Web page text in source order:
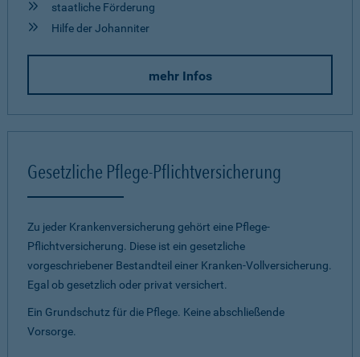
staatliche Förderung
Hilfe der Johanniter
mehr Infos
Gesetzliche Pflege-Pflichtversicherung
Zu jeder Krankenversicherung gehört eine Pflege-
Pflichtversicherung. Diese ist ein gesetzliche
vorgeschriebener Bestandteil einer Kranken-Vollversicherung.
Egal ob gesetzlich oder privat versichert.
Ein Grundschutz für die Pflege. Keine abschließende
Vorsorge.